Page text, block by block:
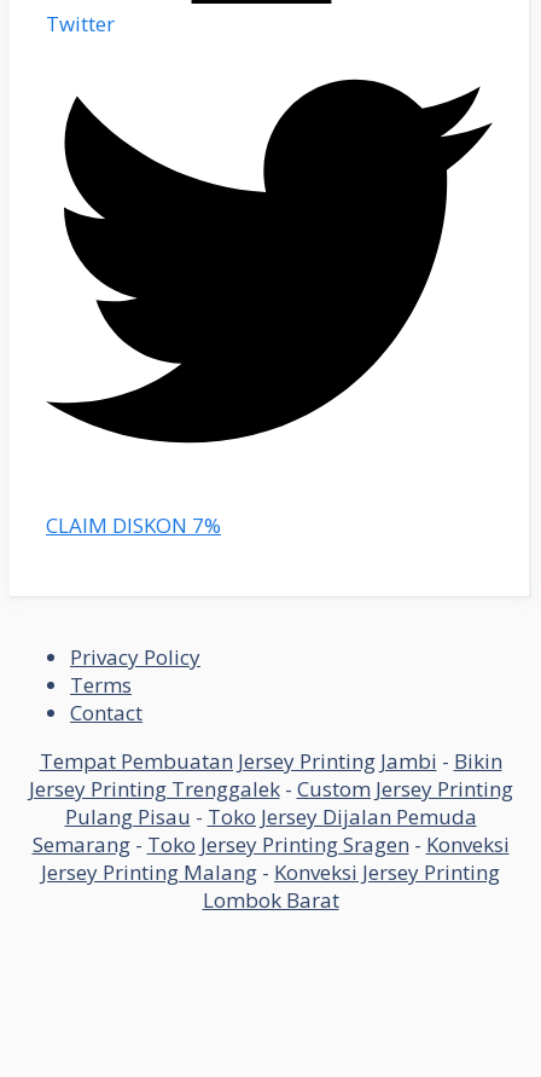
Twitter
CLAIM DISKON 7%
Privacy Policy
Terms
Contact
Tempat Pembuatan Jersey Printing Jambi - Bikin
Jersey Printing Trenggalek- Custom Jersey Printing
Pulang Pisau - Toko Jersey Dijalan Pemuda
Semarang- Toko Jersey Printing Sragen - Konveksi
Jersey Printing Malang - Konveksi Jersey Printing
Lombok Barat